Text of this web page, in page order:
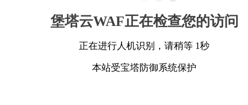
堡塔云WAF正在检查您的访问
正在进行人机识别，请稍等 1秒
本站受宝塔防御系统保护